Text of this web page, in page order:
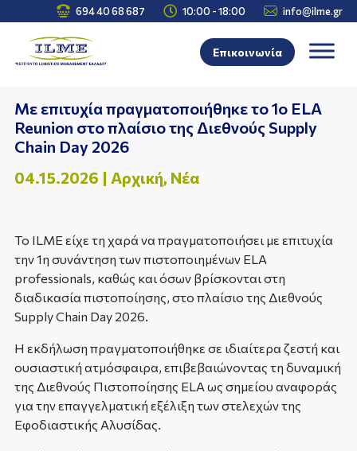
 694 40 68 687  10:00 - 18:00  info@ilme.gr
Επικοινωνία
Με επιτυχία πραγματοποιήθηκε το 1ο ELA
Reunion στο πλαίσιο της Διεθνούς Supply
Chain Day 2026
04.15.2026 | Αρχική, Νέα
Το ILME είχε τη χαρά να πραγματοποιήσει με επιτυχία
την 1η συνάντηση των πιστοποιημένων ELA
professionals, καθώς και όσων βρίσκονται στη
διαδικασία πιστοποίησης, στο πλαίσιο της Διεθνούς
Supply Chain Day 2026.
Η εκδήλωση πραγματοποιήθηκε σε ιδιαίτερα ζεστή και
ουσιαστική ατμόσφαιρα, επιβεβαιώνοντας τη δυναμική
της Διεθνούς Πιστοποίησης ELA ως σημείου αναφοράς
για την επαγγελματική εξέλιξη των στελεχών της
Εφοδιαστικής Αλυσίδας.